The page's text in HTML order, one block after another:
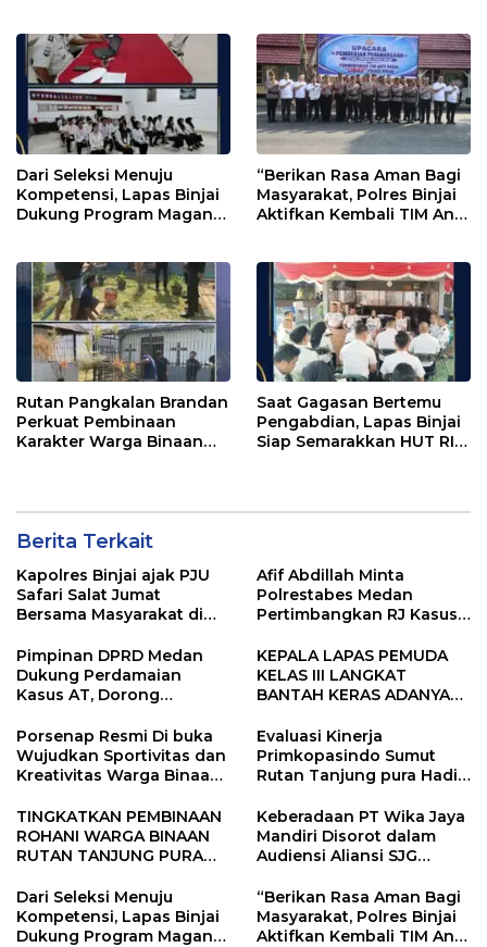
AGAMA KABUPATEN
LANGKAT
Dari Seleksi Menuju
Kompetensi, Lapas Binjai
Dukung Program Magang
“Berikan Rasa Aman Bagi
Masyarakat, Polres Binjai
Aktifkan Kembali TIM Anti
Rutan Pangkalan Brandan
Perkuat Pembinaan
Karakter Warga Binaan
Saat Gagasan Bertemu
Pengabdian, Lapas Binjai
Siap Semarakkan HUT RI
Berita Terkait
Kapolres Binjai ajak PJU
Safari Salat Jumat
Bersama Masyarakat di
Afif Abdillah Minta
Polrestabes Medan
Pertimbangkan RJ Kasus
Pimpinan DPRD Medan
Dukung Perdamaian
Kasus AT, Dorong
Terapkan RJ
KEPALA LAPAS PEMUDA
KELAS III LANGKAT
BANTAH KERAS ADANYA
SELALU DITUTUPI
TENTANG SINDIKAT
PENIPU PENJUALAN EMAS
Porsenap Resmi Di buka
Wujudkan Sportivitas dan
Kreativitas Warga Binaan
Langkat
Evaluasi Kinerja
Primkopasindo Sumut
Rutan Tanjung pura Hadir
dan Penguatan Koperasi
TINGKATKAN PEMBINAAN
ROHANI WARGA BINAAN
RUTAN TANJUNG PURA
BERSAMA KEMENTERIAN
AGAMA KABUPATEN
LANGKAT
Keberadaan PT Wika Jaya
Mandiri Disorot dalam
Audiensi Aliansi SJG
Dari Seleksi Menuju
Kompetensi, Lapas Binjai
Dukung Program Magang
“Berikan Rasa Aman Bagi
Masyarakat, Polres Binjai
Aktifkan Kembali TIM Anti